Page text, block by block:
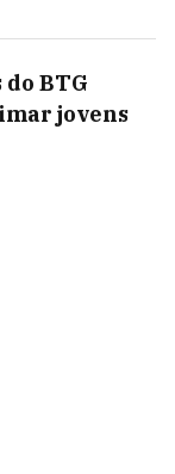
BTG
jovens